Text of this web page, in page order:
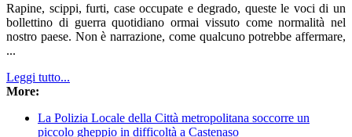
Rapine, scippi, furti, case occupate e degrado, queste le voci di un
bollettino di guerra quotidiano ormai vissuto come normalità nel
nostro paese. Non è narrazione, come qualcuno potrebbe affermare,
...
Leggi tutto...
More:
La Polizia Locale della Città metropolitana soccorre un
piccolo gheppio in difficoltà a Castenaso